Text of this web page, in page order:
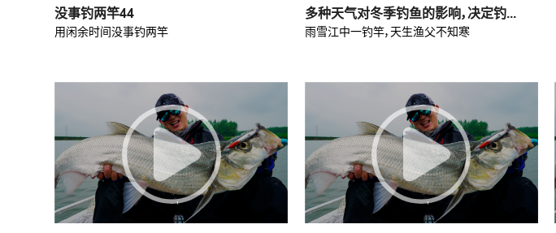
没事钓两竿44
用闲余时间没事钓两竿
多种天气对冬季钓鱼的影响，决定钓...
雨雪江中一钓竿，天生渔父不知寒